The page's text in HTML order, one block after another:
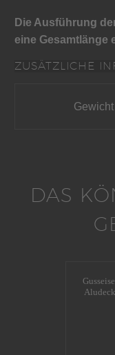
Die Ausführung
eine Gesamtlänge
ZUSÄTZLICHE
Gewicht
DAS